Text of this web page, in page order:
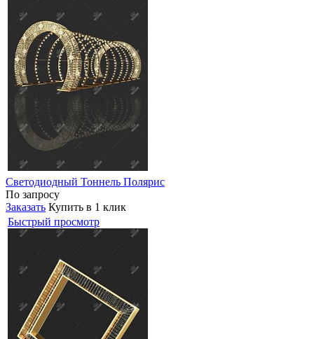
Светодиодный Тоннель Полярис
По запросу
Заказать Купить в 1 клик
Быстрый просмотр